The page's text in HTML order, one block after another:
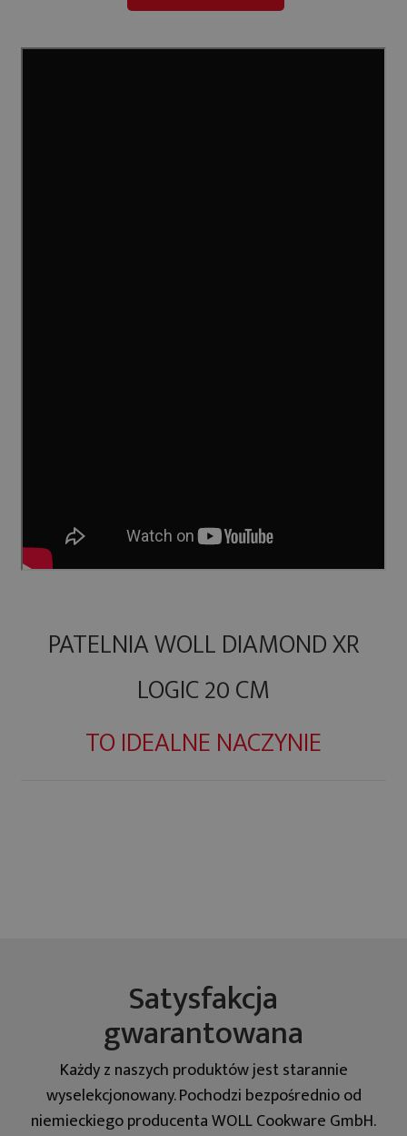
PATELNIA WOLL DIAMOND XR
LOGIC 20 CM
TO IDEALNE NACZYNIE
Satysfakcja
gwarantowana
Każdy z naszych produktów jest starannie
wyselekcjonowany. Pochodzi bezpośrednio od
niemieckiego producenta WOLL Cookware GmbH.